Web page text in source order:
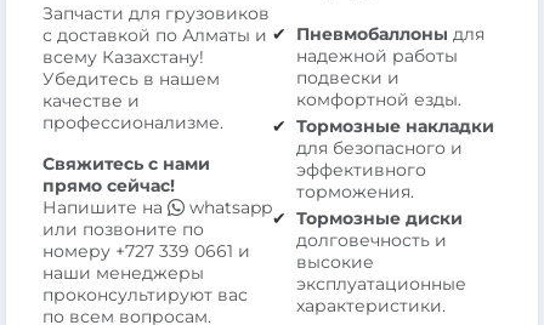
Запчасти для грузовиков
с доставкой по Алматы и
всему Казахстану!
Убедитесь в нашем
качестве и
профессионализме.
Свяжитесь с нами
прямо сейчас!
Напишите на
whatsapp
или позвоните по
номеру +727 339 0661 и
наши менеджеры
проконсультируют вас
по всем вопросам.
Пневмобаллоны для
надежной работы
подвески и
комфортной езды.
Тормозные накладки
для безопасного и
эффективного
торможения.
Тормозные диски
долговечность и
высокие
эксплуатационные
характеристики.